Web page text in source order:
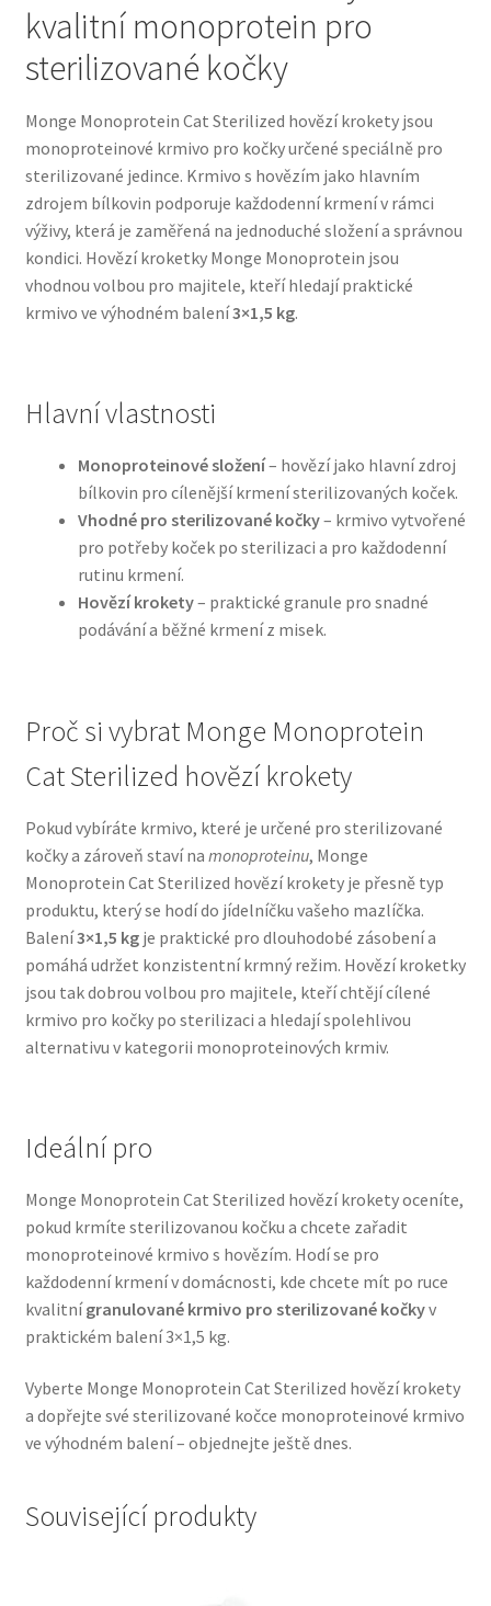
Bozita pro psy — Švédské krmivo s nordickou kvalitou
Brit pro psy
Granule pro psy
Natural Trainer pro psy — Italské krmivo s
přírodními složkami
Happy Dog — Německá kvalita a přirozené složení
Hračky pro psy
Konzervy a kapsičky pro psy
N&D Farmina pro psy — Italské holistic krmivo
Oblečky pro psy
Pelíšky pro psy
Ortopedické pelíšky
Přepravky pro psy
Purizon pro psy — Vysoký obsah masa, bez obilovin
Royal Canin pro psy
Veterinární dieta pro psy
kvalitní monoprotein pro
sterilizované kočky
Monge Monoprotein Cat Sterilized hovĕzí krokety jsou
monoproteinové krmivo pro kočky určené speciálně pro
sterilizované jedince. Krmivo s hovězím jako hlavním
zdrojem bílkovin podporuje každodenní krmení v rámci
výživy, která je zaměřená na jednoduché složení a správnou
kondici. Hovězí kroketky Monge Monoprotein jsou
vhodnou volbou pro majitele, kteří hledají praktické
krmivo ve výhodném balení3×1,5 kg.
Hlavní vlastnosti
Monoproteinové složení– hovězí jako hlavní zdroj
bílkovin pro cílenější krmení sterilizovaných koček.
Vhodné pro sterilizované kočky– krmivo vytvořené
pro potřeby koček po sterilizaci a pro každodenní
rutinu krmení.
Hovězí krokety– praktické granule pro snadné
podávání a běžné krmení z misek.
Proč si vybrat Monge Monoprotein
Cat Sterilized hovĕzí krokety
Pokud vybíráte krmivo, které je určené pro sterilizované
kočky a zároveň staví na monoproteinu, Monge
Monoprotein Cat Sterilized hovĕzí krokety je přesně typ
produktu, který se hodí do jídelníčku vašeho mazlíčka.
Balení3×1,5 kgje praktické pro dlouhodobé zásobení a
pomáhá udržet konzistentní krmný režim. Hovězí kroketky
jsou tak dobrou volbou pro majitele, kteří chtějí cílené
krmivo pro kočky po sterilizaci a hledají spolehlivou
alternativu v kategorii monoproteinových krmiv.
Ideální pro
Monge Monoprotein Cat Sterilized hovĕzí krokety oceníte,
pokud krmíte sterilizovanou kočku a chcete zařadit
monoproteinové krmivo s hovězím. Hodí se pro
každodenní krmení v domácnosti, kde chcete mít po ruce
kvalitnígranulované krmivo pro sterilizované kočkyv
praktickém balení 3×1,5 kg.
Vyberte Monge Monoprotein Cat Sterilized hovĕzí krokety
a dopřejte své sterilizované kočce monoproteinové krmivo
ve výhodném balení – objednejte ještě dnes.
Související produkty